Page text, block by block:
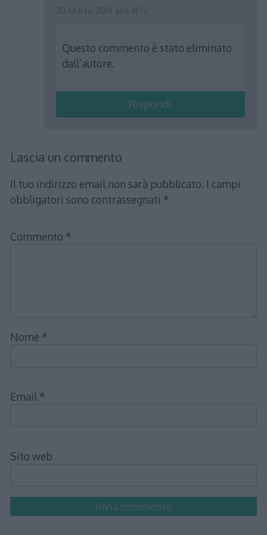
Questo commento è stato eliminato
dall’autore.
Rispondi
Lascia un commento
Il tuo indirizzo email non sarà pubblicato. I campi
obbligatori sono contrassegnati *
Commento *
Nome *
Email *
Sito web